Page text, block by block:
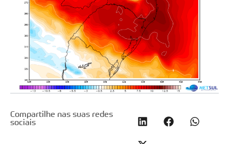
Compartilhe nas suas redes
sociais